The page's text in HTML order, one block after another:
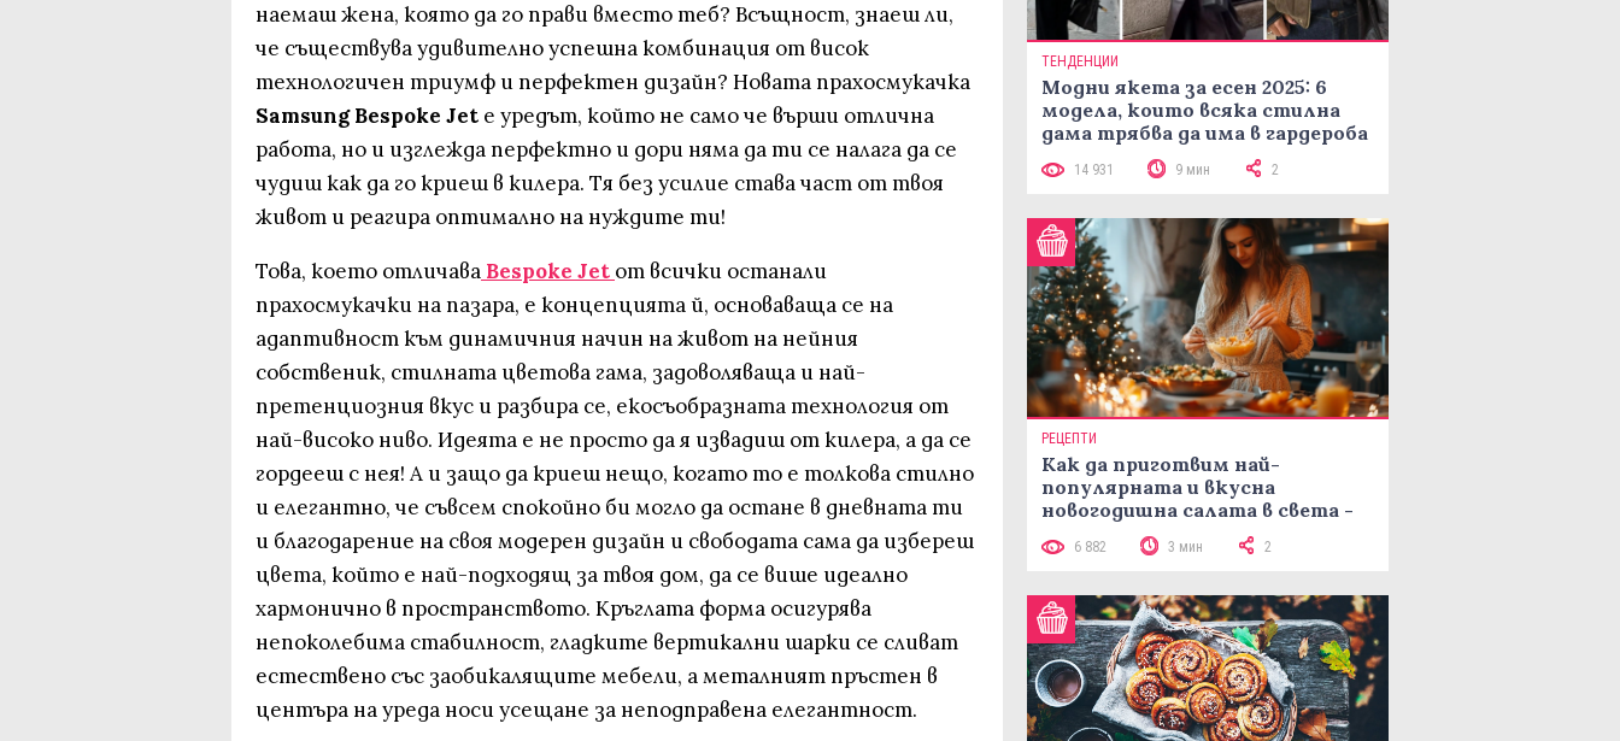
наемаш жена, която да го прави вместо теб? Всъщност, знаеш ли,
че съществува удивително успешна комбинация от висок
технологичен триумф и перфектен дизайн? Новата прахосмукачка
Samsung Bespoke Jet е уредът, който не само че върши отлична
работа, но и изглежда перфектно и дори няма да ти се налага да се
чудиш как да го криеш в килера. Тя без усилие става част от твоя
живот и реагира оптимално на нуждите ти!
Това, което отличава Bespoke Jet от всички останали
прахосмукачки на пазара, е концепцията й, основаваща се на
адаптивност към динамичния начин на живот на нейния
собственик, стилната цветова гама, задоволяваща и най-
претенциозния вкус и разбира се, екосъобразната технология от
най-високо ниво. Идеята е не просто да я извадиш от килера, а да се
гордееш с нея! А и защо да криеш нещо, когато то е толкова стилно
и елегантно, че съвсем спокойно би могло да остане в дневната ти
и благодарение на своя модерен дизайн и свободата сама да избереш
цвета, който е най-подходящ за твоя дом, да се више идеално
хармонично в пространството. Кръглата форма осигурява
непоколебима стабилност, гладките вертикални шарки се сливат
естествено със заобикалящите мебели, а металният пръстен в
центъра на уреда носи усещане за неподправена елегантност.
ТЕНДЕНЦИИ
Модни якета за есен 2025: 6
модела, които всяка стилна
дама трябва да има в гардероба
14 931 9 мин 2
РЕЦЕПТИ
Как да приготвим най-
популярната и вкусна
новогодишна салата в света -
рецепта Мимоза
6 882 3 мин 2